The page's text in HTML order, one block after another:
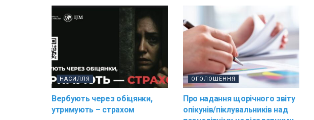
НАСИЛЛЯ
Вербують через обіцянки,
утримують – страхом
ОГОЛОШЕННЯ
Про надання щорічного звіту
опікунів/піклувальників над